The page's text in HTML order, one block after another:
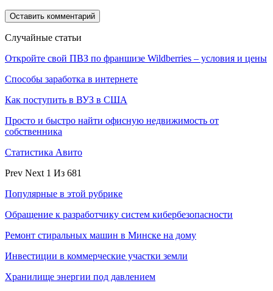
Случайные статьи
Откройте свой ПВЗ по франшизе Wildberries – условия и цены
Способы заработка в интернете
Как поступить в ВУЗ в США
Просто и быстро найти офисную недвижимость от
собственника
Статистика Авито
Prev Next 1 Из 681
Популярные в этой рубрике
Обращение к разработчику систем кибербезопасности
Ремонт стиральных машин в Минске на дому
Инвестиции в коммерческие участки земли
Хранилище энергии под давлением